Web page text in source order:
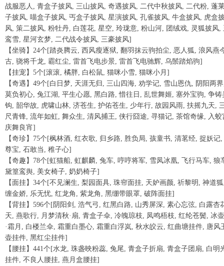
战服恶人, 青盒子披风, 三山披风, 奇遇披风, 二代中秋披风, 二代粉, 蓬
子披风, 喵盒子披风, 丐盒子披风, 星演披风, 孔雀披风, 牛盒披风, 虎盒
风, 策二披风, 粉牡丹, 白莲花, 星空, 玲珑意, 粉山河, 团绒戏, 灵狐披风,
鸾雪, 星河玄梦, 二代战令披风, 三豪披风]
【坐骑】24个[踏炎腾云, 西风瘦逐狱, 翻羽抹云驹拍尘, 恶人狐, 浪风燕
古, 骁将千龙, 霸红尘, 雷首飞电步景, 雷首飞电驰辉, 乌鬃踏焰驹]
【挂宠】5个[滚滚, 橘胖, 白松鼠, 猫咪小雪, 猫咪小月]
【奇遇】49个[白日梦, 天涯无归, 三山四海, 劝学记, 雪山恩仇, 阴阳两
莫负初心, 兔江湖, 平生心愿, 黑白路, 惜往日, 乱世舞姬, 塞外宝驹, 争铸
钩, 韶华故, 虎啸山林, 济苍生, 护佑苍生, 少年行, 故园风雨, 扶摇九天,
尺青锋, 流年如虹, 舞众生, 清风捕王, 侠行囧途, 寻猫记, 茶馆奇缘, 入蛟
庆舞良宵]
【奇珍】75个[枫林酒, 红衣歌, 归乡路, 胜负局, 孩童书, 清茗经, 捉妖记,
尊宝, 石敢当, 稚子心]
【奇趣】78个[虹猫船, 虹麒麟, 兔车, 哼哼将军, 雪凤冰凰, 飞行马车, 狼
黛篁鸾舆, 美女椅子, 奶奶椅子]
【面挂】34个[不见澜生, 梨园面具, 珠帘面挂, 天妒画颜, 祈黎明, 神道
缠金娇, 乐无忧, 红龙角, 紫龙角, 黑绷带眼罩, 破阵面挂]
【背挂】596个[阴阳剑, 浩气弓, 红黑白路, 山秀屏深, 素心忘弦, 白露杏
天, 燕歌行, 月梦清秋·扇, 青盒子伞, 冷魄琼枝, 凤鸣梧枝, 红纶苍鬓, 冰
·霜月, 白楼兰伞, 霜重白墨心, 霜重白浮岚, 秋水皎云, 红曲塘挂件, 唐风
壶挂件, 黑红尘挂件]
【腰挂】441个[水龙, 珠盏映粉蕊, 兔尾, 青盒子折扇, 青盒子团扇, 白明
挂件, 不良人腰挂, 燕月盒腰挂]